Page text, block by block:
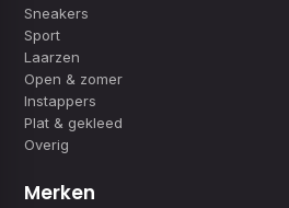
Sneakers
Sport
Laarzen
Open & zomer
Instappers
Plat & gekleed
Overig
Merken